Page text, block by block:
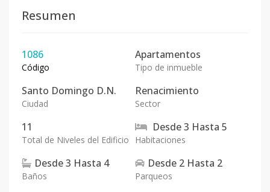
Resumen
1086
Código
Apartamentos
Tipo de inmueble
Santo Domingo D.N.
Ciudad
Renacimiento
Sector
11
Total de Niveles del Edificio
Desde3 Hasta 5
Habitaciones
Desde3 Hasta 4
Baños
Desde 2 Hasta 2
Parqueos